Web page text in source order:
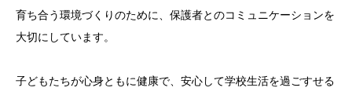
育ち合う環境づくりのために、保護者とのコミュニケーションを
大切にしています。
子どもたちが心身ともに健康で、安心して学校生活を過ごすせる